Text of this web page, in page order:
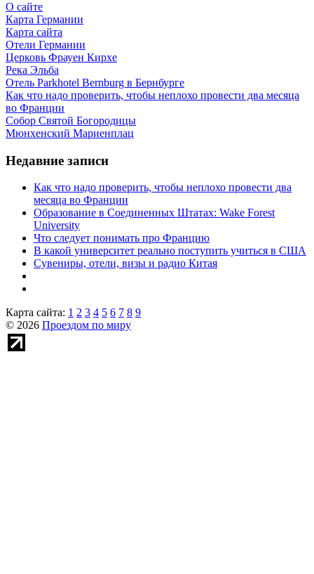
О сайте
Карта Германии
Карта сайта
Отели Германии
Церковь Фрауен Кирхе
Река Эльба
Отель Parkhotel Bernburg в Бернбурге
Как что надо проверить, чтобы неплохо провести два месяца
во Франции
Собор Святой Богородицы
Мюнхенский Мариенплац
Недавние записи
Как что надо проверить, чтобы неплохо провести два
месяца во Франции
Образование в Соединенных Штатах: Wake Forest
University
Что следует понимать про Францию
В какой университет реально поступить учиться в США
Сувениры, отели, визы и радио Китая
Карта сайта: 1 2 3 4 5 6 7 8 9
© 2026 Проездом по миру